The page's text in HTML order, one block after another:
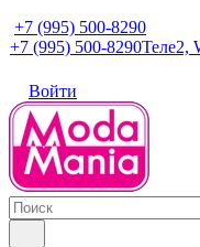
+7 (995) 500-8290
+7 (995) 500-8290Теле2,
Войти